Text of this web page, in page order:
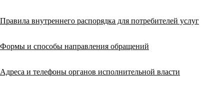
Правила внутреннего распорядка для потребителей услуг
Формы и способы направления обращений
Адреса и телефоны органов исполнительной власти